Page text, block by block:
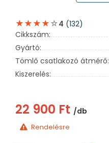
4 (132)
Cikkszám:
Gyártó:
Tömlő csatlakozó átmérő:
Kiszerelés:
22 900 Ft /db
Rendelésre